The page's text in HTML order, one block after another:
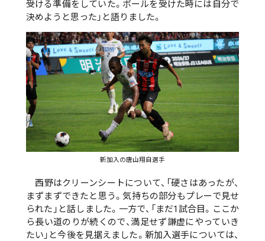
受ける準備をしていた。ボールを受けた時には自分で
決めようと思った」と語りました。
新加入の唐山翔自選手
西野はクリーンシートについて、「硬さはあったが、
まずまずできたと思う。気持ちの部分もプレーで見せ
られた」と話しました。一方で、「まだ1試合目。ここか
ら長い道のりが続くので、満足せず謙虚にやっていき
たい」と今後を見据えました。新加入選手については、